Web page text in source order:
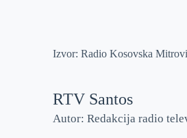
Izvor: Radio Kosovska
RTV Santos
Autor: Redakcija radio